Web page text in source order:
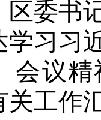
委书
习习
会议
关工作